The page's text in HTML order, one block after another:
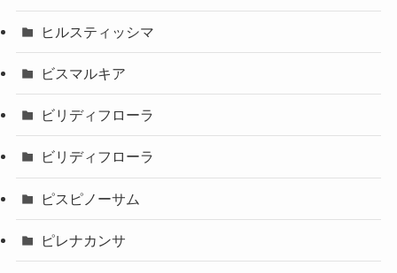
ヒルスティッシマ
ビスマルキア
ビリディフローラ
ビリディフローラ
ピスピノーサム
ピレナカンサ